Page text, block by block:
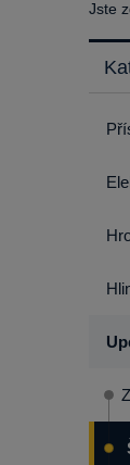
Jste